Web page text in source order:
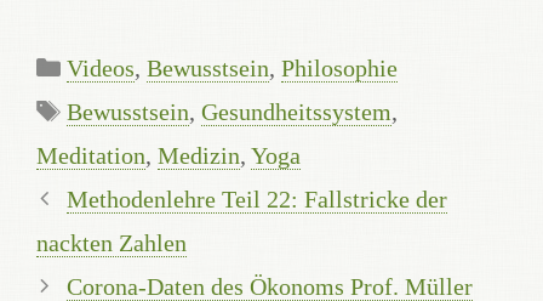
Kategorien
Videos, Bewusstsein, Philosophie
Schlagwörter
Bewusstsein, Gesundheitssystem,
Meditation, Medizin, Yoga
Methodenlehre Teil 22: Fallstricke der
nackten Zahlen
Corona-Daten des Ökonoms Prof. Müller